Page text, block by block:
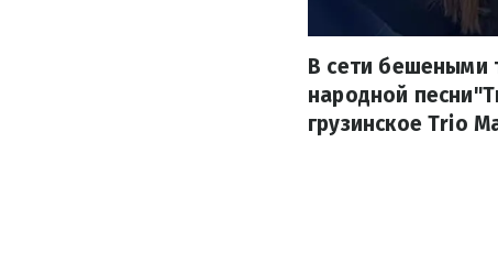
В сети бешеными
народной
грузинское Trio